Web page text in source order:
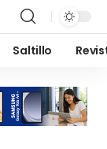
Saltillo